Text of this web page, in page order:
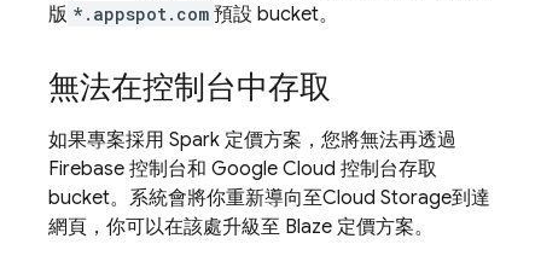
版 *.appspot.com 預設 bucket。
無法在控制台中存取
如果專案採用 Spark 定價方案，您將無法再透過
Firebase 控制台和 Google Cloud 控制台存取
bucket。系統會將你重新導向至Cloud Storage到達
網頁，你可以在該處升級至 Blaze 定價方案。